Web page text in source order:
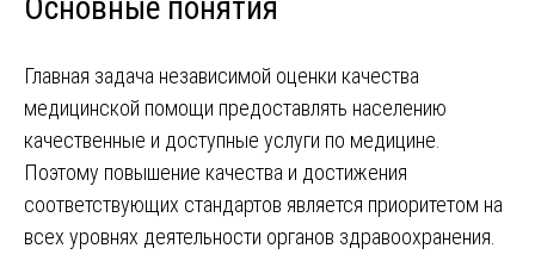
Основные понятия
Главная задача независимой оценки качества
медицинской помощи предоставлять населению
качественные и доступные услуги по медицине.
Поэтому повышение качества и достижения
соответствующих стандартов является приоритетом на
всех уровнях деятельности органов здравоохранения.